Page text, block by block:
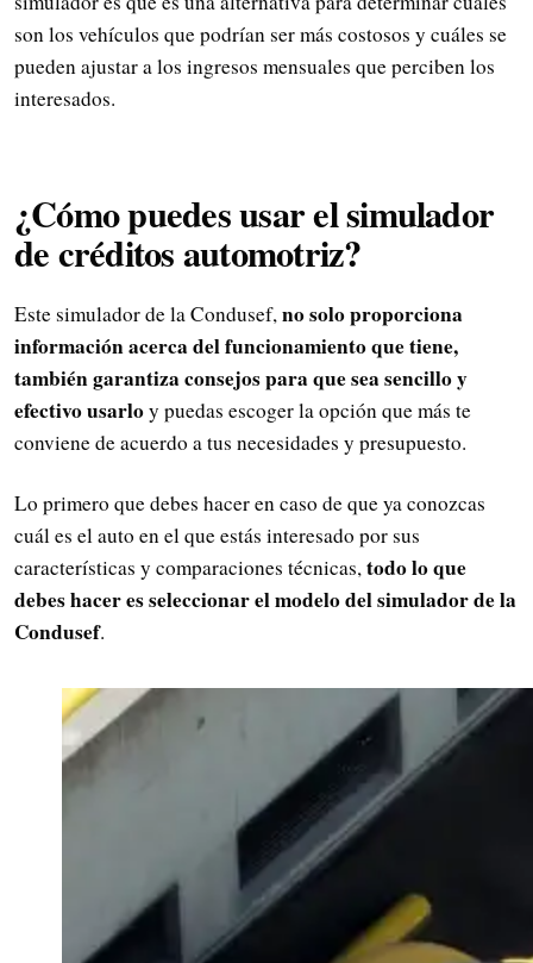
son los vehículos que podrían ser más costosos y cuáles se
pueden ajustar a los ingresos mensuales que perciben los
interesados.
¿Cómo puedes usar el simulador
de créditos automotriz?
Este simulador de la Condusef,no solo proporciona
información acerca del funcionamiento que tiene,
también garantiza consejos para que sea sencillo y
efectivo usarloy puedas escoger la opción que más te
conviene de acuerdo a tus necesidades y presupuesto.
Lo primero que debes hacer en caso de que ya conozcas
cuál es el auto en el que estás interesado por sus
características y comparaciones técnicas,todo lo que
debes hacer es seleccionar el modelo del simulador de la
Condusef.